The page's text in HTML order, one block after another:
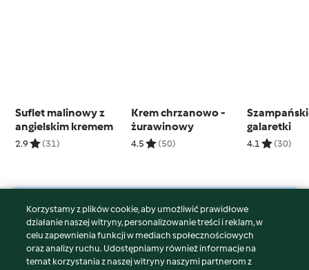
Suflet malinowy z
angielskim kremem
2.9 (31)
Krem chrzanowo -
żurawinowy
4.5 (50)
galaretki
4.1 (30)
© Copyright 2026
Warunki korzystania
Polityka prywatności
Korzystamy z plików cookie, aby umożliwić prawidłowe
działanie naszej witryny, personalizowanie treści i reklam, w
celu zapewnienia funkcji w mediach społecznościowych
oraz analizy ruchu. Udostępniamy również informacje na
temat korzystania z naszej witryny naszymi partnerom z